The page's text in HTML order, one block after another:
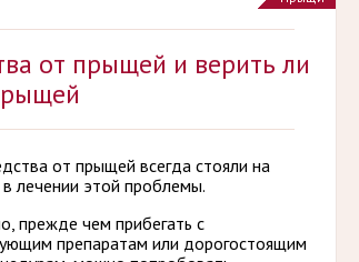
от прыщей и верить ли
от прыщей всегда стояли на
лечении этой проблемы.
прежде чем прибегать с
препаратам или дорогостоящим